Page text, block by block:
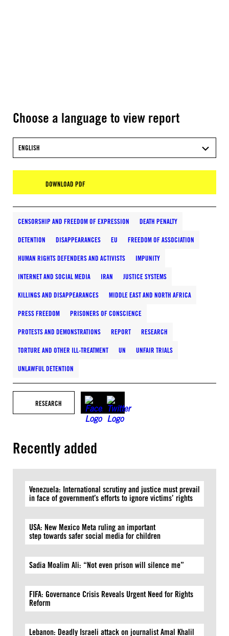
Choose a language to view report
ENGLISH
DOWNLOAD PDF
CENSORSHIP AND FREEDOM OF EXPRESSION DEATH PENALTY
DETENTION DISAPPEARANCES EU FREEDOM OF ASSOCIATION
HUMAN RIGHTS DEFENDERS AND ACTIVISTS IMPUNITY
INTERNET AND SOCIAL MEDIA IRAN JUSTICE SYSTEMS
KILLINGS AND DISAPPEARANCES MIDDLE EAST AND NORTH AFRICA
PRESS FREEDOM PRISONERS OF CONSCIENCE
PROTESTS AND DEMONSTRATIONS REPORT RESEARCH
TORTURE AND OTHER ILL-TREATMENT UN UNFAIR TRIALS
UNLAWFUL DETENTION
RESEARCH
Recently added
Venezuela: International scrutiny and justice must prevail
in face of government’s efforts to ignore victims’ rights
USA: New Mexico Meta ruling an important
step towards safer social media for children
Sadia Moalim Ali: “Not even prison will silence me”
FIFA: Governance Crisis Reveals Urgent Need for Rights
Reform
Lebanon: Deadly Israeli attack on journalist Amal Khalil